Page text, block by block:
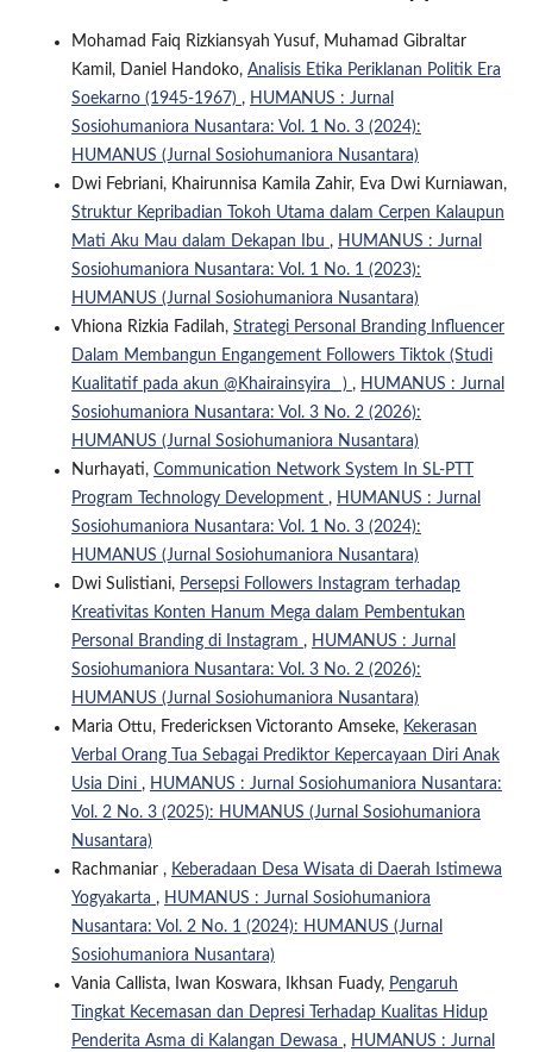
Mohamad Faiq Rizkiansyah Yusuf, Muhamad Gibraltar
Kamil, Daniel Handoko, Analisis Etika Periklanan Politik Era
Soekarno (1945-1967) , HUMANUS : Jurnal
Sosiohumaniora Nusantara: Vol. 1 No. 3 (2024):
HUMANUS (Jurnal Sosiohumaniora Nusantara)
Dwi Febriani, Khairunnisa Kamila Zahir, Eva Dwi Kurniawan,
Struktur Kepribadian Tokoh Utama dalam Cerpen Kalaupun
Mati Aku Mau dalam Dekapan Ibu , HUMANUS : Jurnal
Sosiohumaniora Nusantara: Vol. 1 No. 1 (2023):
HUMANUS (Jurnal Sosiohumaniora Nusantara)
Vhiona Rizkia Fadilah, Strategi Personal Branding Influencer
Dalam Membangun Engangement Followers Tiktok (Studi
Kualitatif pada akun @Khairainsyira_ ) , HUMANUS : Jurnal
Sosiohumaniora Nusantara: Vol. 3 No. 2 (2026):
HUMANUS (Jurnal Sosiohumaniora Nusantara)
Nurhayati, Communication Network System In SL-PTT
Program Technology Development , HUMANUS : Jurnal
Sosiohumaniora Nusantara: Vol. 1 No. 3 (2024):
HUMANUS (Jurnal Sosiohumaniora Nusantara)
Dwi Sulistiani, Persepsi Followers Instagram terhadap
Kreativitas Konten Hanum Mega dalam Pembentukan
Personal Branding di Instagram , HUMANUS : Jurnal
Sosiohumaniora Nusantara: Vol. 3 No. 2 (2026):
HUMANUS (Jurnal Sosiohumaniora Nusantara)
Maria Ottu, Fredericksen Victoranto Amseke, Kekerasan
Verbal Orang Tua Sebagai Prediktor Kepercayaan Diri Anak
Usia Dini , HUMANUS : Jurnal Sosiohumaniora Nusantara:
Vol. 2 No. 3 (2025): HUMANUS (Jurnal Sosiohumaniora
Nusantara)
Rachmaniar , Keberadaan Desa Wisata di Daerah Istimewa
Yogyakarta , HUMANUS : Jurnal Sosiohumaniora
Nusantara: Vol. 2 No. 1 (2024): HUMANUS (Jurnal
Sosiohumaniora Nusantara)
Vania Callista, Iwan Koswara, Ikhsan Fuady, Pengaruh
Tingkat Kecemasan dan Depresi Terhadap Kualitas Hidup
Penderita Asma di Kalangan Dewasa , HUMANUS : Jurnal